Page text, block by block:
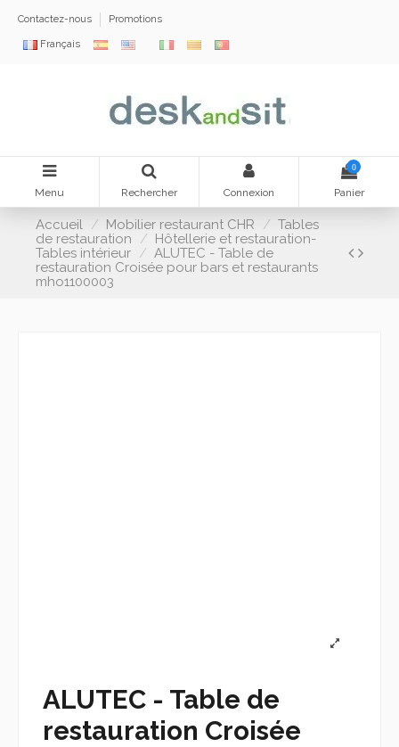
Contactez-nous Promotions
Français
Menu Rechercher Connexion
0
Panier
Accueil Mobilier restaurant CHR
Tables
de restauration
Hôtellerie et restauration-
Tables intérieur
ALUTEC - Table de
restauration Croisée pour bars et restaurants
mho1100003
ALUTEC - Table de
restauration Croisée